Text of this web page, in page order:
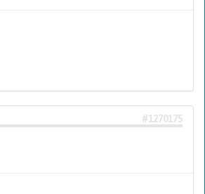
#1270175